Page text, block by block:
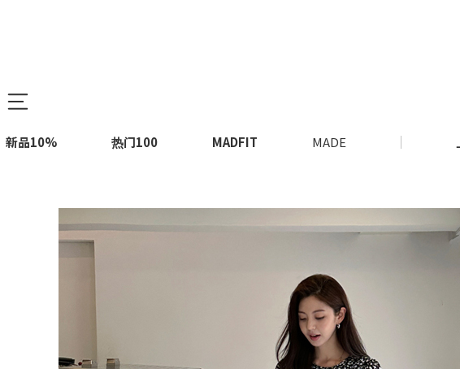
新品10% 热门100 MADFIT MADE